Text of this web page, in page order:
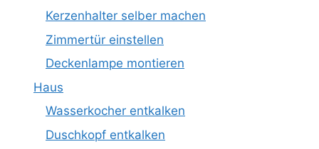
Kerzenhalter selber machen
Zimmertür einstellen
Deckenlampe montieren
Haus
Wasserkocher entkalken
Duschkopf entkalken